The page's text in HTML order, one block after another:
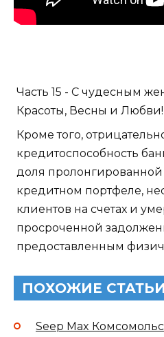
Часть 15 - С чудесным
Красоты, Весны и Любви!
Кроме того,
кредитоспособность
доля
кредитном портфеле,
клиентов на счетах и
просроченной
предоставленным
ПОХОЖИЕ СТАТЬИ
Seep Max